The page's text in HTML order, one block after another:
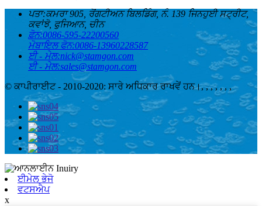
ਪਤਾ:ਕਮਰਾ 905, ਰੋਂਗਟੀਅਨ ਬਿਲਡਿੰਗ, ਨੰ. 139 ਜਿਨਹੁਈ ਸਟ੍ਰੀਟ,
ਕਵਾਂਝੋ, ਫੁਜਿਆਨ, ਚੀਨ
ਫ਼ੋਨ:0086-595-22200560
ਮੋਬਾਇਲ ਫੋਨ:0086-13960228587
ਈ - ਮੇਲ:nick@stamgon.com
ਈ - ਮੇਲ:sales@stamgon.com
© ਕਾਪੀਰਾਈਟ - 2010-2020: ਸਾਰੇ ਅਧਿਕਾਰ ਰਾਖਵੇਂ ਹਨ।, , , , , , ,
ਈਮੇਲ ਭੇਜੋ
ਵਟਸਐਪ
x